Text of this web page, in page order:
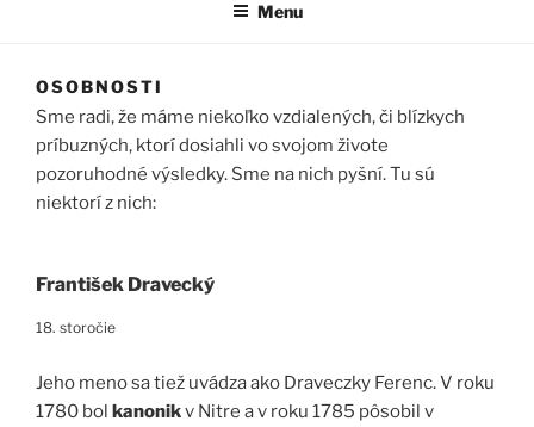
Menu
OSOBNOSTI
Sme radi, že máme niekoľko vzdialených, či blízkych
príbuzných, ktorí dosiahli vo svojom živote
pozoruhodné výsledky. Sme na nich pyšní. Tu sú
niektorí z nich:
František Dravecký
18. storočie
Jeho meno sa tiež uvádza ako Draveczky Ferenc. V roku
1780 bol kanonikv Nitre a v roku 1785 pôsobil v